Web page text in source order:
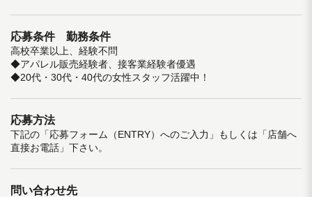
応募条件 勤務条件
高校卒業以上、経験不問
◆アパレル販売経験者、接客業経験者優遇
◆20代・30代・40代の女性スタッフ活躍中！
応募方法
下記の「応募フォーム（ENTRY）へのご入力」もしくは「店舗へ
直接お電話」下さい。
問い合わせ先